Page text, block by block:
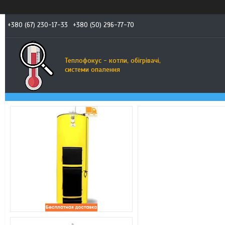
+380 (67) 230-17-33 +380 (50) 296-77-70
Теплофокус - котли, обігрівачі,
системи опалення